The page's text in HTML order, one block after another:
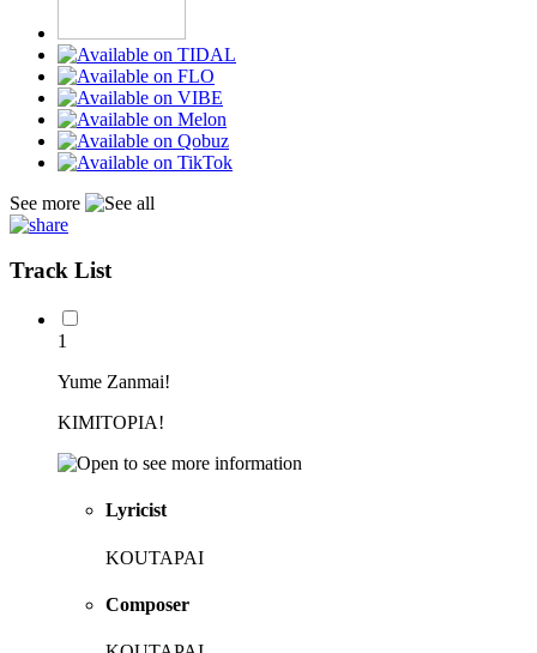
See more
Track List
1
Yume Zanmai!
KIMITOPIA!
Lyricist
KOUTAPAI
Composer